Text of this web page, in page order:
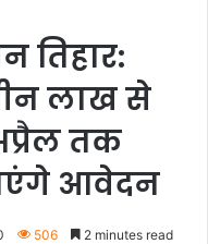
तिहार:
लाख से
तक
आवेदन
506 2 minutes read